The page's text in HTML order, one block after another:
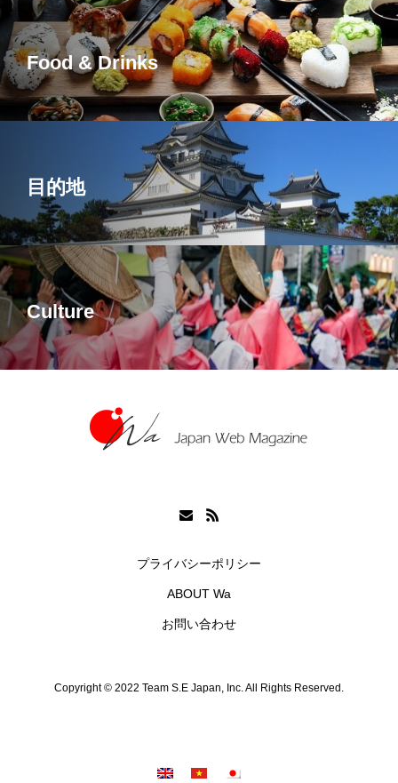
Food & Drinks
目的地
Culture
プライバシーポリシー
ABOUT Wa
お問い合わせ
Copyright © 2022 Team S.E Japan, Inc. All Rights Reserved.